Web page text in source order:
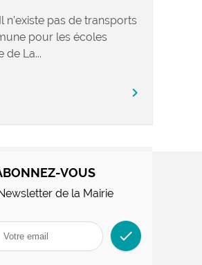
n’existe pas de transports
pour les écoles
de La...
chevron_right
VOUS
de la Mairie
check